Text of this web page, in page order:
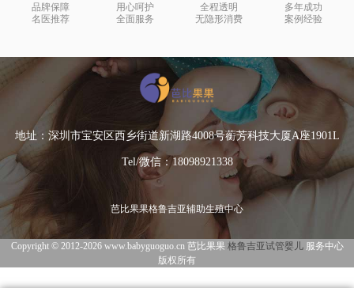
品牌保障
名医推荐
用心呵护
全面服务
全程透明
无隐形消费
多年成功
案例经验
地址：深圳市宝安区西乡街道新湖路4008号蘅芳科技大厦A座1901L
Tel/微信：18098921338
芭比果果格鲁吉亚辅助生殖中心
Copyright © 2012-2026 www.babyguoguo.cn 芭比果果 格鲁吉亚试管婴儿 服务中心
版权所有